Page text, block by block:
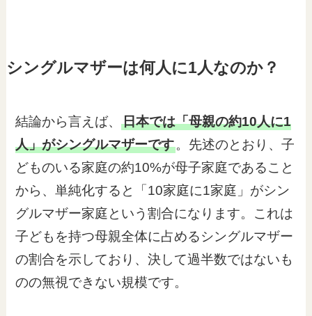
シングルマザーは何人に1人なのか？
結論から言えば、日本では「母親の約10人に1
人」がシングルマザーです。先述のとおり、子
どものいる家庭の約10%が母子家庭であること
から、単純化すると「10家庭に1家庭」がシン
グルマザー家庭という割合になります。これは
子どもを持つ母親全体に占めるシングルマザー
の割合を示しており、決して過半数ではないも
のの無視できない規模です。